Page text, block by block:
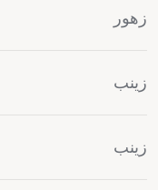
زهور
زينب
زينب